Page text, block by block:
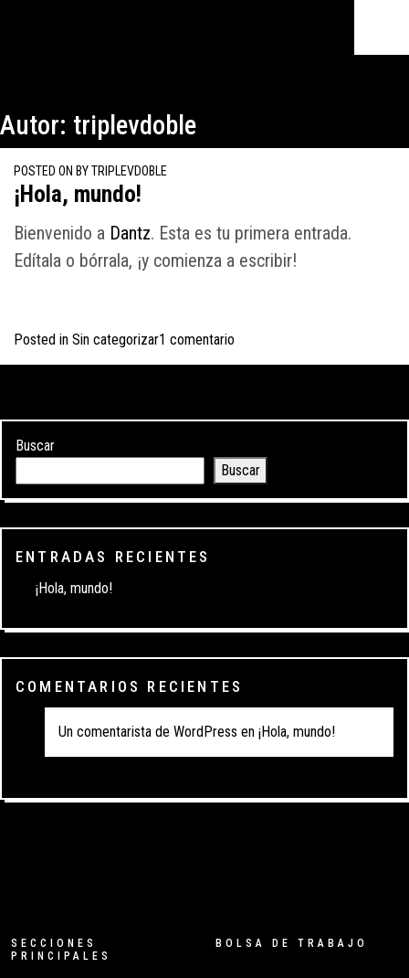
Autor: triplevdoble
POSTED ON BYTRIPLEVDOBLE
¡Hola, mundo!
Bienvenido a Dantz. Esta es tu primera entrada.
Edítala o bórrala, ¡y comienza a escribir!
Posted in Sin categorizar1 comentario
Buscar
Buscar
ENTRADAS RECIENTES
¡Hola, mundo!
COMENTARIOS RECIENTES
Un comentarista de WordPress en ¡Hola, mundo!
SECCIONES
PRINCIPALES
BOLSA DE TRABAJO